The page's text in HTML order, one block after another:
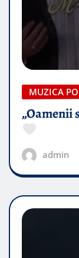
MUZICA
„Oamenii
admin